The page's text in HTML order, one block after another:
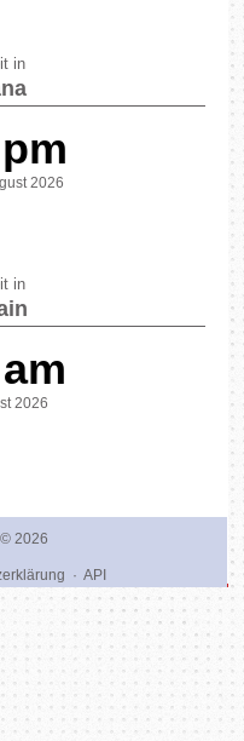
in
2026
in
2026
© 2026
· API